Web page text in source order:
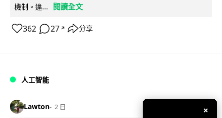
機制。違...
閱讀全文
362 27 ↗ 分享
人工智能
Lawton 2 日 ×